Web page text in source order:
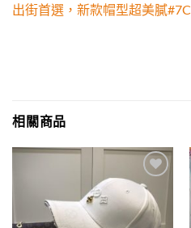
出街首選，新款帽型超美膩#7C
相關商品
Add to
wishlist